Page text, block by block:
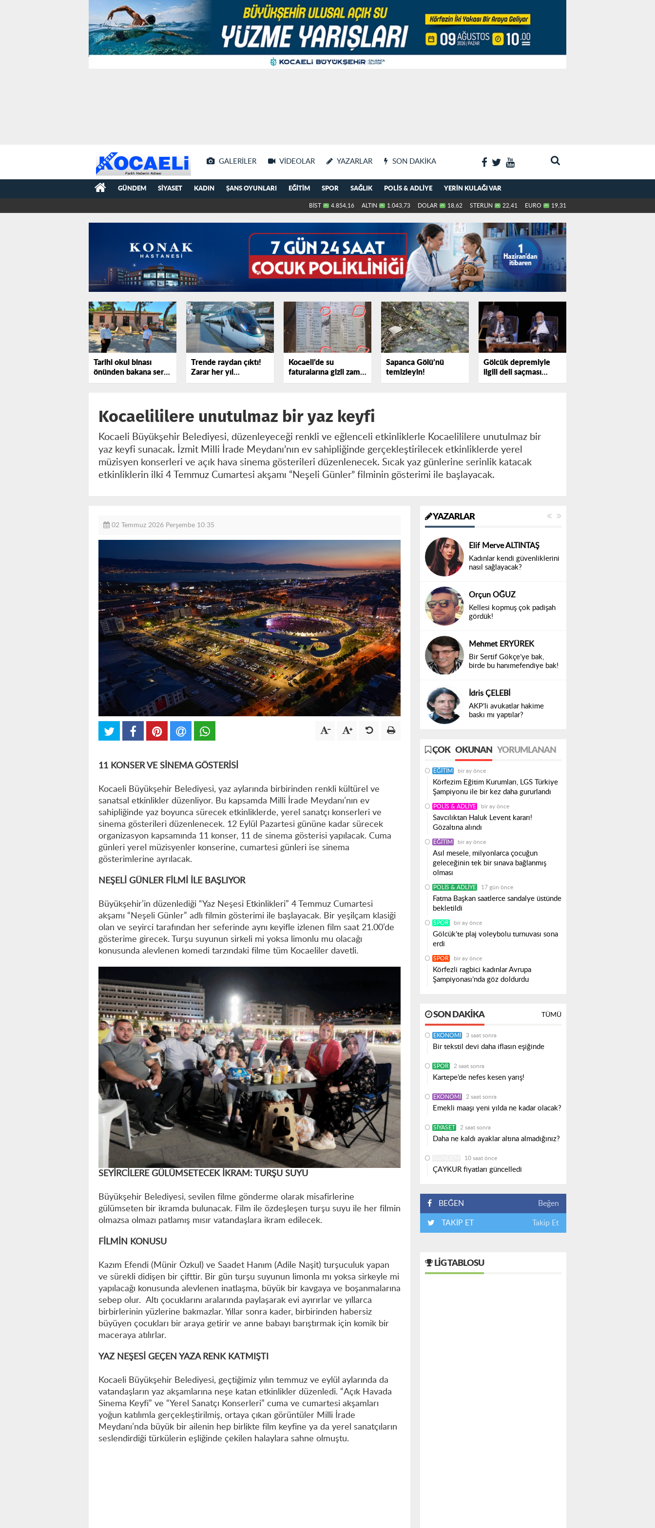
GALERILER VIDEOLAR YAZARLAR SON DAKIKA
GÜNDEM SIYASET KADIN ŞANS OYUNLARI EĞITIM SPOR SAĞLIK POLIS & ADLIYE YERIN KULAĞI VAR
BİST 4.854,16 ALTIN 1.043,73 DOLAR 18,62 STERLİN 22,41 EURO 19,31
Tarihi okul binası
önünden bakana sert
tepki gösterdi!
Trende raydan çıktı!
Zarar her yıl
katlanıyor
Kocaeli’de su
faturalarına gizli zam
iddiası
Sapanca Gölü’nü
temizleyin!
Gölcük depremiyle
ilgili deli saçması
sözler profesörü
Kocaelililere unutulmaz bir yaz keyfi
Kocaeli Büyükşehir Belediyesi, düzenleyeceği renkli ve eğlenceli etkinliklerle Kocaelililere unutulmaz bir
yaz keyfi sunacak. İzmit Milli İrade Meydanı’nın ev sahipliğinde gerçekleştirilecek etkinliklerde yerel
müzisyen konserleri ve açık hava sinema gösterileri düzenlenecek. Sıcak yaz günlerine serinlik katacak
etkinliklerin ilki 4 Temmuz Cumartesi akşamı “Neşeli Günler” filminin gösterimi ile başlayacak.
02 Temmuz 2026 Perşembe 10:35
11 KONSER VE SİNEMA GÖSTERİSİ
Kocaeli Büyükşehir Belediyesi, yaz aylarında birbirinden renkli kültürel ve
sanatsal etkinlikler düzenliyor. Bu kapsamda Milli İrade Meydanı’nın ev
sahipliğinde yaz boyunca sürecek etkinliklerde, yerel sanatçı konserleri ve
sinema gösterileri düzenlenecek. 12 Eylül Pazartesi gününe kadar sürecek
organizasyon kapsamında 11 konser, 11 de sinema gösterisi yapılacak. Cuma
günleri yerel müzisyenler konserine, cumartesi günleri ise sinema
gösterimlerine ayrılacak.
NEŞELİ GÜNLER FİLMİ İLE BAŞLIYOR
Büyükşehir’in düzenlediği “Yaz Neşesi Etkinlikleri” 4 Temmuz Cumartesi
akşamı “Neşeli Günler” adlı filmin gösterimi ile başlayacak. Bir yeşilçam klasiği
olan ve seyirci tarafından her seferinde aynı keyifle izlenen film saat 21.00’de
gösterime girecek. Turşu suyunun sirkeli mi yoksa limonlu mu olacağı
konusunda alevlenen komedi tarzındaki filme tüm Kocaeliler davetli.
SEYİRCİLERE GÜLÜMSETECEK İKRAM: TURŞU SUYU
Büyükşehir Belediyesi, sevilen filme gönderme olarak misafirlerine
gülümseten bir ikramda bulunacak. Film ile özdeşleşen turşu suyu ile her filmin
olmazsa olmazı patlamış mısır vatandaşlara ikram edilecek.
FİLMİN KONUSU
Kazım Efendi (Münir Özkul) ve Saadet Hanım (Adile Naşit) turşuculuk yapan
ve sürekli didişen bir çifttir. Bir gün turşu suyunun limonla mı yoksa sirkeyle mi
yapılacağı konusunda alevlenen inatlaşma, büyük bir kavgaya ve boşanmalarına
sebep olur. Altı çocuklarını aralarında paylaşarak evi ayırırlar ve yıllarca
birbirlerinin yüzlerine bakmazlar. Yıllar sonra kader, birbirinden habersiz
büyüyen çocukları bir araya getirir ve anne babayı barıştırmak için komik bir
maceraya atılırlar.
YAZ NEŞESİ GEÇEN YAZA RENK KATMIŞTI
Kocaeli Büyükşehir Belediyesi, geçtiğimiz yılın temmuz ve eylül aylarında da
vatandaşların yaz akşamlarına neşe katan etkinlikler düzenledi. “Açık Havada
Sinema Keyfi” ve “Yerel Sanatçı Konserleri” cuma ve cumartesi akşamları
yoğun katılımla gerçekleştirilmiş, ortaya çıkan görüntüler Milli İrade
Meydanı’nda büyük bir ailenin hep birlikte film keyfine ya da yerel sanatçıların
seslendirdiği türkülerin eşliğinde çekilen halaylara sahne olmuştu.
YAZARLAR
Elif Merve ALTINTAŞ
Kadınlar kendi güvenliklerini
nasıl sağlayacak?
Orçun OĞUZ
Kellesi kopmuş çok padişah
gördük!
Mehmet ERYÜREK
Bir Sertif Gökçe’ye bak,
birde bu hanımefendiye bak!
İdris ÇELEBİ
AKP’li avukatlar hakime
baskı mı yaptılar?
ÇOK OKUNAN YORUMLANAN
EĞITIM bir ay önce
Körfezim Eğitim Kurumları, LGS Türkiye
Şampiyonu ile bir kez daha gururlandı
POLIS & ADLIYE bir ay önce
Savcılıktan Haluk Levent kararı!
Gözaltına alındı
EĞITIM bir ay önce
Asıl mesele, milyonlarca çocuğun
geleceğinin tek bir sınava bağlanmış
olması
POLIS & ADLIYE 17 gün önce
Fatma Başkan saatlerce sandalye üstünde
bekletildi
SPOR bir ay önce
Gölcük’te plaj voleybolu turnuvası sona
erdi
SPOR bir ay önce
Körfezli ragbici kadınlar Avrupa
Şampiyonası’nda göz doldurdu
SON DAKIKA TÜMÜ
EKONOMI 3 saat sonra
Bir tekstil devi daha iflasın eşiğinde
SPOR 2 saat sonra
Kartepe’de nefes kesen yarış!
EKONOMI 2 saat sonra
Emekli maaşı yeni yılda ne kadar olacak?
SIYASET 2 saat sonra
Daha ne kaldı ayaklar altına almadığınız?
10 saat önce
ÇAYKUR fiyatları güncelledi
BEĞEN Beğen
TAKİP ET Takip Et
LIG TABLOSU